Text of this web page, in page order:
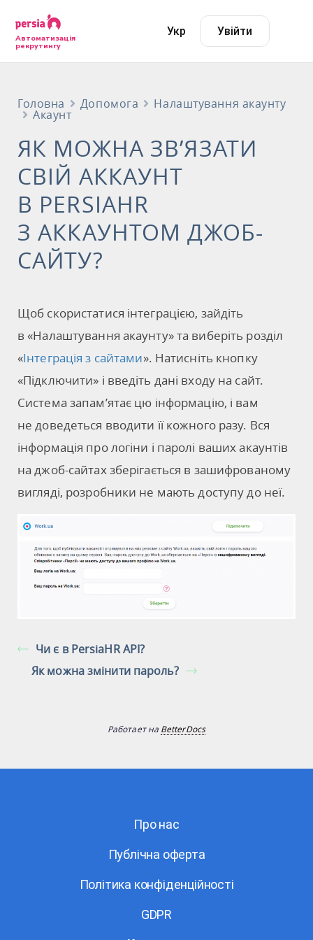
Автоматизація
рекрутингу
Укр Увійти
Головна Допомога Налаштування акаунту
Акаунт
ЯК МОЖНА ЗВ’ЯЗАТИ
СВІЙ АККАУНТ
В PERSIAHR
З АККАУНТОМ ДЖОБ-
САЙТУ?
Щоб скористатися інтеграцією, зайдіть
в «Налаштування акаунту» та виберіть розділ
«Інтеграція з сайтами». Натисніть кнопку
«Підключити» і введіть дані входу на сайт.
Система запам’ятає цю інформацію, і вам
не доведеться вводити її кожного разу. Вся
інформація про логіни і паролі ваших акаунтів
на джоб-сайтах зберігається в зашифрованому
вигляді, розробники не мають доступу до неї.
Чи є в PersiaHR API?
Як можна змінити пароль?
Работает на BetterDocs
Про нас
Публічна оферта
Політика конфіденційності
GDPR